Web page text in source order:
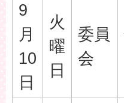
9
月
10
日
火
曜
日
委員
会